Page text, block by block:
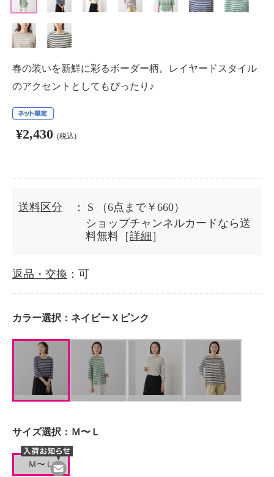
春の装いを新鮮に彩るボーダー柄。レイヤードスタイル
のアクセントとしてもぴったり♪
¥2,430 (税込)
送料区分 ： S
（6点まで￥660）
ショップチャンネルカードなら送
料無料［詳細 ］
返品・交換 ：可
カラー選択： ネイビーＸピンク
サイズ選択： Ｍ〜Ｌ
Ｍ〜Ｌ